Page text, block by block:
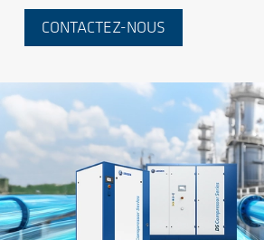
CONTACTEZ-NOUS